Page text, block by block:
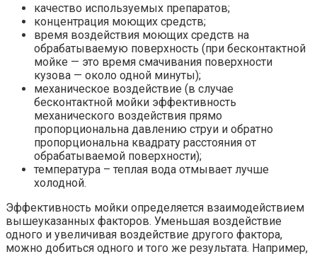
качество используемых препаратов;
концентрация моющих средств;
время воздействия моющих средств на
обрабатываемую поверхность (при бесконтактной
мойке — это время смачивания поверхности
кузова — около одной минуты);
механическое воздействие (в случае
бесконтактной мойки эффективность
механического воздействия прямо
пропорциональна давлению струи и обратно
пропорциональна квадрату расстояния от
обрабатываемой поверхности);
температура – теплая вода отмывает лучше
холодной.
Эффективность мойки определяется взаимодействием
вышеуказанных факторов. Уменьшая воздействие
одного и увеличивая воздействие другого фактора,
можно добиться одного и того же результата. Например,